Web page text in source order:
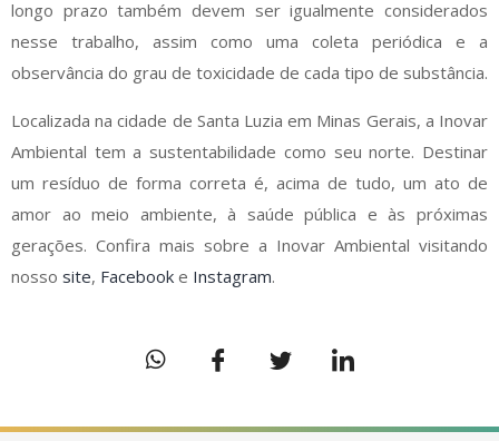
longo prazo também devem ser igualmente considerados
nesse trabalho, assim como uma coleta periódica e a
observância do grau de toxicidade de cada tipo de substância.
Localizada na cidade de Santa Luzia em Minas Gerais, a Inovar
Ambiental tem a sustentabilidade como seu norte. Destinar
um resíduo de forma correta é, acima de tudo, um ato de
amor ao meio ambiente, à saúde pública e às próximas
gerações. Confira mais sobre a Inovar Ambiental visitando
nosso site, Facebook e Instagram.